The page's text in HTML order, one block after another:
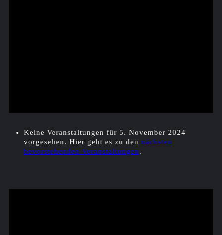
Keine Veranstaltungen für 5. November 2024
vorgesehen. Hier geht es zu den nächsten
bevorstehenden Veranstaltungen.